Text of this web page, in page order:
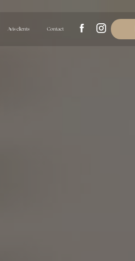
Avis clients Contact